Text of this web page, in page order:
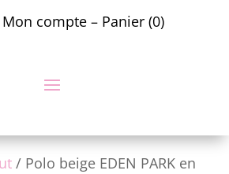
Mon compte– Panier (0)
/ Polo beige EDEN PARK en